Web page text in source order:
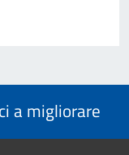
a migliorare